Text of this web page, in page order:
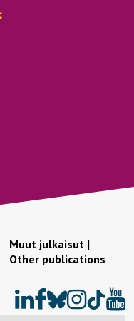
Muut julkaisut |
Other publications